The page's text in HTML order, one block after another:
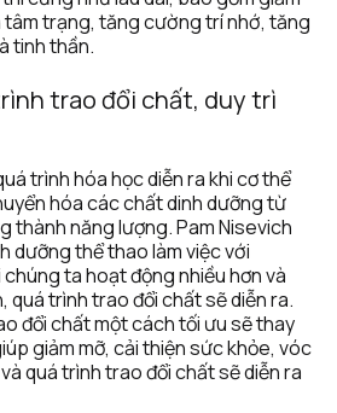
trạng, tăng cường trí nhớ, tăng
tinh thần.
trao đổi chất, duy trì
trình hóa học diễn ra khi cơ thể
hóa các chất dinh dưỡng từ
thành năng lượng. Pam Nisevich
dưỡng thể thao làm việc với
ta hoạt động nhiều hơn và
quá trình trao đổi chất sẽ diễn ra.
đổi chất một cách tối ưu sẽ thay
giảm mỡ, cải thiện sức khỏe, vóc
quá trình trao đổi chất sẽ diễn ra